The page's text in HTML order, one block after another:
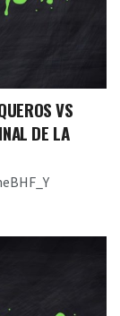
VS
DE LA